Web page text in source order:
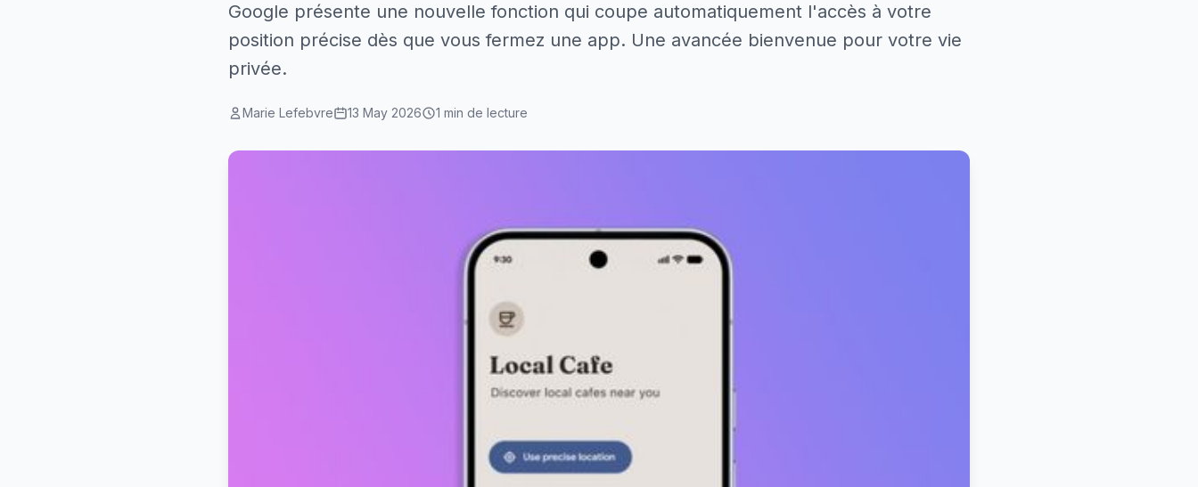
Google présente une nouvelle fonction qui coupe automatiquement l'accès à votre
position précise dès que vous fermez une app. Une avancée bienvenue pour votre vie
privée.
Marie Lefebvre 13 May 2026 1 min de lecture